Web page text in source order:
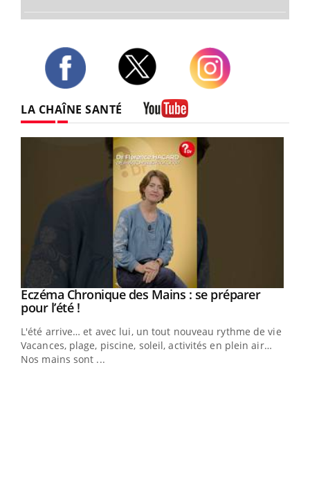
LA CHAÎNE SANTÉ
Youtube
Eczéma Chronique des Mains : se préparer
pour l’été !Youtube
L'été arrive… et avec lui, un tout nouveau rythme de vie !
Vacances, plage, piscine, soleil, activités en plein air…
Nos mains sont ...